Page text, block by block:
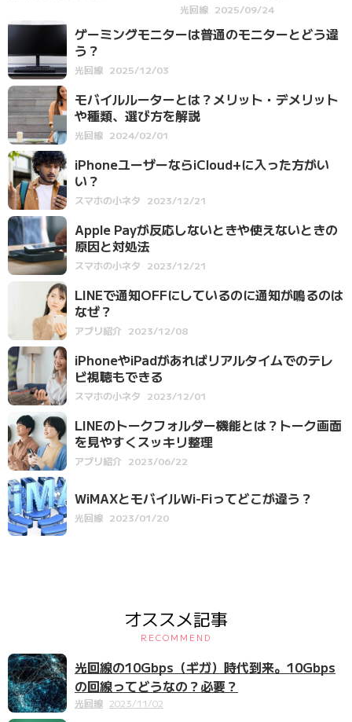
光回線 2025/09/24
ゲーミングモニターは普通のモニターとどう違
う？
光回線 2025/12/03
モバイルルーターとは？メリット・デメリット
や種類、選び方を解説
光回線 2024/02/01
iPhoneユーザーならiCloud+に入った方がい
い？
スマホの小ネタ 2023/12/21
Apple Payが反応しないときや使えないときの
原因と対処法
スマホの小ネタ 2023/12/21
LINEで通知OFFにしているのに通知が鳴るのは
なぜ？
アプリ紹介 2023/12/08
iPhoneやiPadがあればリアルタイムでのテレ
ビ視聴もできる
スマホの小ネタ 2023/12/01
LINEのトークフォルダー機能とは？トーク画面
を見やすくスッキリ整理
アプリ紹介 2023/06/22
WiMAXとモバイルWi-Fiってどこが違う？
光回線 2023/01/20
オススメ記事
RECOMMEND
光回線の10Gbps（ギガ）時代到来。10Gbps
の回線ってどうなの？必要？
光回線 2023/11/02